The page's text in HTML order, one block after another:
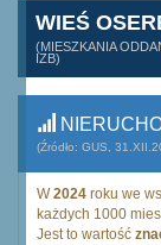
WIEŚ
(MIESZKANIA
IZB)
(Źródło: GUS,
W2024 roku we
każdych 1000
Jest to wartość